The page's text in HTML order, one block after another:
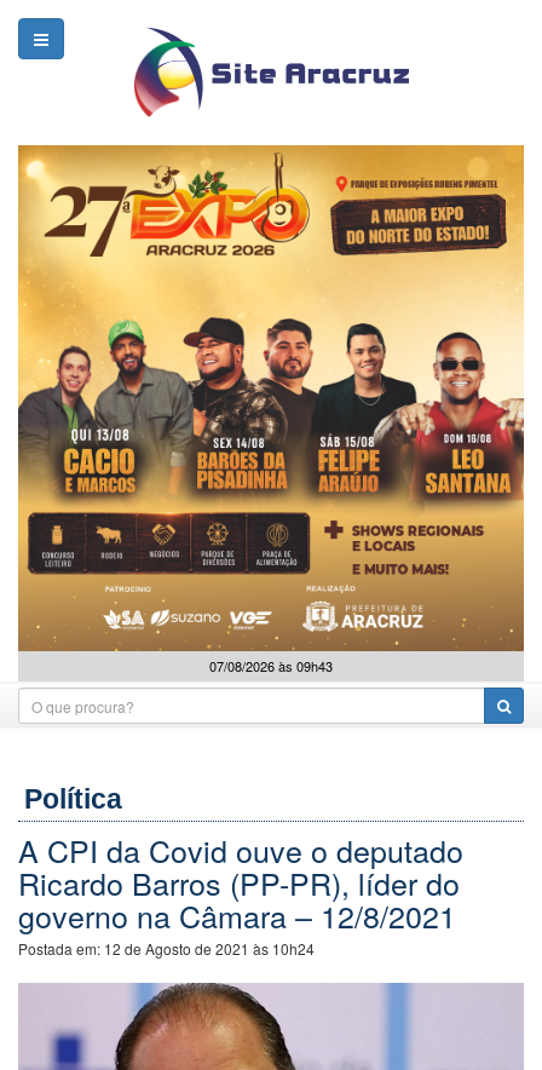
07/08/2026 às 09h43
Política
A CPI da Covid ouve o deputado
Ricardo Barros (PP-PR), líder do
governo na Câmara – 12/8/2021
Postada em: 12 de Agosto de 2021 às 10h24